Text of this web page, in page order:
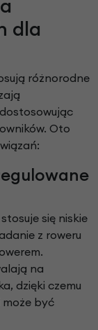
dla
różnorodne
Oto
się niskie
z roweru
na
dzięki czemu
może być